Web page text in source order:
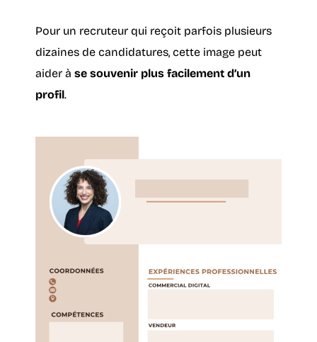
Pour un recruteur qui reçoit parfois plusieurs
dizaines de candidatures, cette image peut
aider à se souvenir plus facilement d’un
profil.